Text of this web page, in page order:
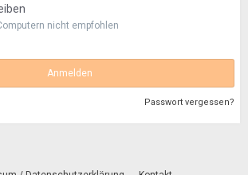
nicht empfohlen
Anmelden
Passwort vergessen?